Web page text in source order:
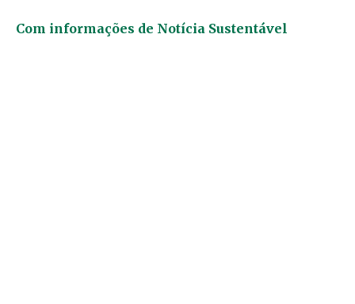
Com informações de Notícia Sustentável